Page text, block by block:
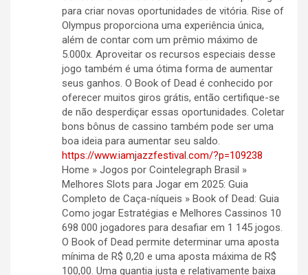
para criar novas oportunidades de vitória. Rise of
Olympus proporciona uma experiência única,
além de contar com um prêmio máximo de
5.000x. Aproveitar os recursos especiais desse
jogo também é uma ótima forma de aumentar
seus ganhos. O Book of Dead é conhecido por
oferecer muitos giros grátis, então certifique-se
de não desperdiçar essas oportunidades. Coletar
bons bônus de cassino também pode ser uma
boa ideia para aumentar seu saldo.
https://www.iamjazzfestival.com/?p=109238
Home » Jogos por Cointelegraph Brasil »
Melhores Slots para Jogar em 2025: Guia
Completo de Caça-níqueis » Book of Dead: Guia
Como jogar Estratégias e Melhores Cassinos 10
698 000 jogadores para desafiar em 1 145 jogos.
O Book of Dead permite determinar uma aposta
mínima de R$ 0,20 e uma aposta máxima de R$
100,00. Uma quantia justa e relativamente baixa